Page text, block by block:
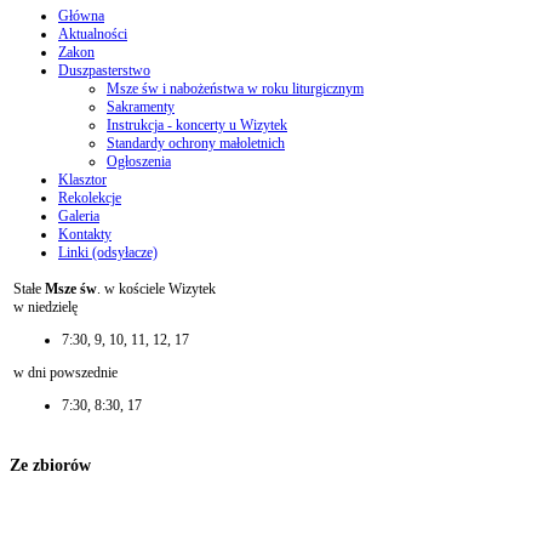
Główna
Aktualności
Zakon
Duszpasterstwo
Msze św i nabożeństwa w roku liturgicznym
Sakramenty
Instrukcja - koncerty u Wizytek
Standardy ochrony małoletnich
Ogłoszenia
Klasztor
Rekolekcje
Galeria
Kontakty
Linki (odsyłacze)
Stałe Msze św. w kościele Wizytek
w niedzielę
7:30, 9, 10, 11, 12, 17
w dni powszednie
7:30, 8:30, 17
Ze zbiorów